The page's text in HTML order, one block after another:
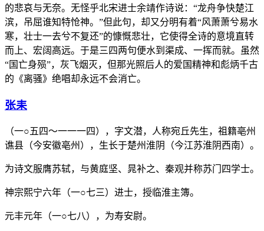
的悲哀与无奈。无怪乎北宋进士余靖作诗说：“龙舟争快楚江
滨，吊屈谁知特怆神。”但此句，却又分明有着“风萧萧兮易水
寒，壮士一去兮不复还”的慷慨悲壮，它使得全诗的意境直转
而上、宏阔高远。于是三四两句便水到渠成、一挥而就。虽然
“国亡身殒”，灰飞烟灭，但那光照后人的爱国精神和彪炳千古
的《离骚》绝唱却永远不会消亡。
张耒
（一○五四～一一一四），字文潜，人称宛丘先生，祖籍亳州
谯县（今安徽亳州），生长于楚州淮阴（今江苏淮阴西南）。
为诗文服膺苏轼，与黄庭坚、晁补之、秦观并称苏门四学士。
神宗熙宁六年（一○七三）进士，授临淮主簿。
元丰元年（一○七八），为寿安尉。